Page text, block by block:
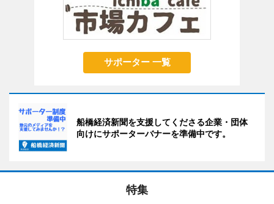
サポーター 一覧
船橋経済新聞を支援してくださる企業・団体
向けにサポーターバナーを準備中です。
特集